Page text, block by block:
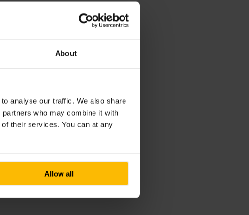
About
analyse our traffic. We also share
who may combine it with
their services. You can at any
Allow all